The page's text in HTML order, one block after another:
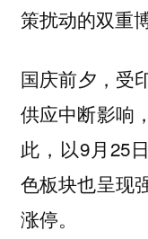
策扰动的双重博
国庆前夕，受
供应中断影响
此，以9月25
色板块也呈现
涨停。